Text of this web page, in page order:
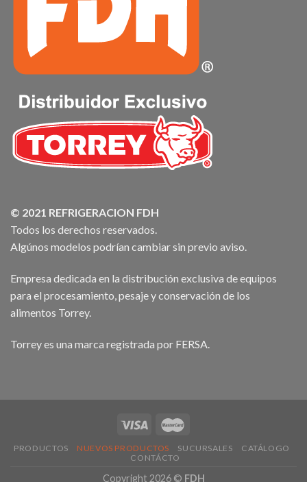
© 2021 REFRIGERACION FDH
Todos los derechos reservados.
Algúnos modelos podrían cambiar sin previo aviso.
Empresa dedicada en la distribución exclusiva de equipos
para el procesamiento, pesaje y conservación de los
alimentos Torrey.
Torrey es una marca registrada por FERSA.
PRODUCTOS NUEVOS PRODUCTOS SUCURSALES
CATÁLOGO
CONTÁCTO
Copyright 2026 © FDH